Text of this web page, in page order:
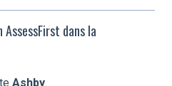
dans la
Ashby.